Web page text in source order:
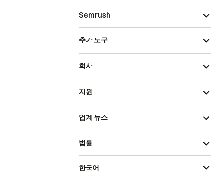
Semrush
추가 도구
회사
지원
업계 뉴스
법률
한국어